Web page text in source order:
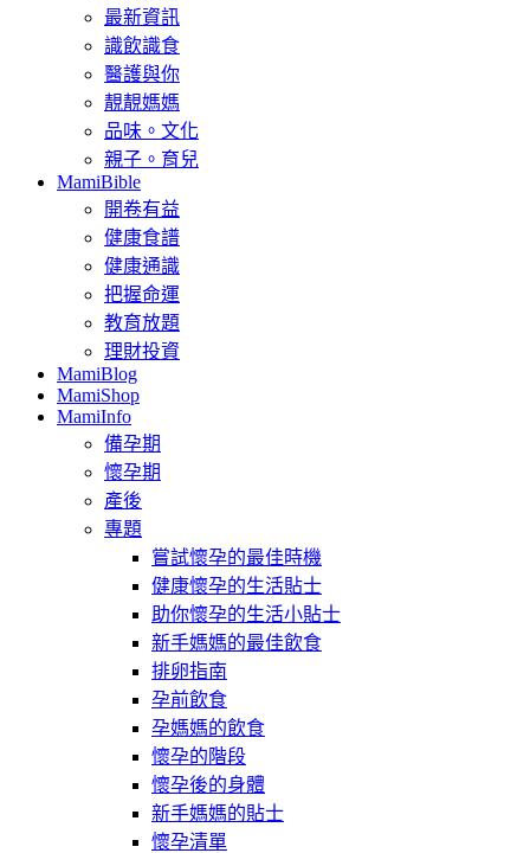
最新資訊
識飲識食
醫護與你
靚靚媽媽
品味。文化
親子。育兒
MamiBible
開卷有益
健康食譜
健康通識
把握命運
教育放題
理財投資
MamiBlog
MamiShop
MamiInfo
備孕期
懷孕期
產後
專題
嘗試懷孕的最佳時機
健康懷孕的生活貼士
助你懷孕的生活小貼士
新手媽媽的最佳飲食
排卵指南
孕前飲食
孕媽媽的飲食
懷孕的階段
懷孕後的身體
新手媽媽的貼士
懷孕清單